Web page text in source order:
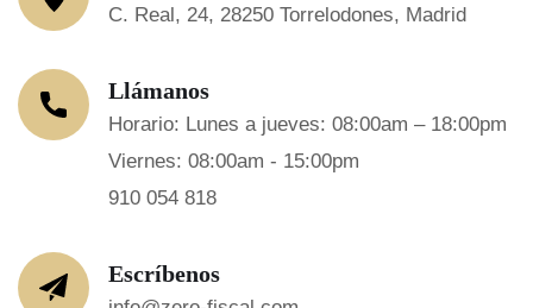
C. Real, 24, 28250 Torrelodones, Madrid
Llámanos
Horario: Lunes a jueves: 08:00am – 18:00pm
Viernes: 08:00am - 15:00pm
910 054 818
Escríbenos